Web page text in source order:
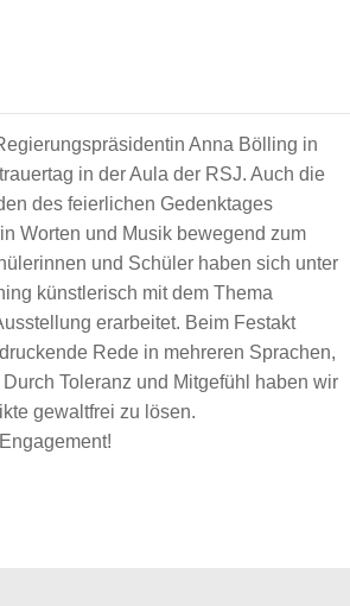
Anna Bölling in
in der Aula der RSJ. Auch die
des feierlichen Gedenktages
Worten und Musik bewegend zum
und Schüler haben sich unter
künstlerisch mit dem Thema
erarbeitet. Beim Festakt
Rede in mehreren Sprachen,
Toleranz und Mitgefühl haben wir
gewaltfrei zu lösen.